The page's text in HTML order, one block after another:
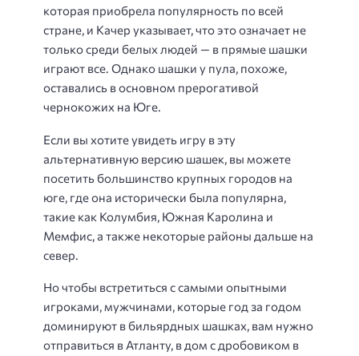
которая приобрела популярность по всей
стране, и Качер указывает, что это означает не
только среди белых людей — в прямые шашки
играют все. Однако шашки у пула, похоже,
оставались в основном прерогативой
чернокожих на Юге.
Если вы хотите увидеть игру в эту
альтернативную версию шашек, вы можете
посетить большинство крупных городов на
юге, где она исторически была популярна,
такие как Колумбия, Южная Каролина и
Мемфис, а также некоторые районы дальше на
север.
Но чтобы встретиться с самыми опытными
игроками, мужчинами, которые год за годом
доминируют в бильярдных шашках, вам нужно
отправиться в Атланту, в дом с дробовиком в